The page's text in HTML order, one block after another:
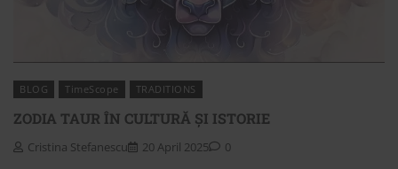
BLOG TimeScope TRADITIONS
ZODIA TAUR ÎN CULTURĂ ȘI ISTORIE
Cristina Stefanescu 20 April 2025 0